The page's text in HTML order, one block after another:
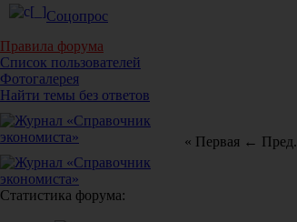
Соцопрос
Правила форума
Список пользователей
Фотогалерея
Найти темы без ответов
Статистика форума:
« Первая ← Пред.